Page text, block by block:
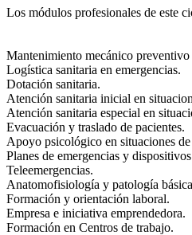
Los módulos profesionales de este
Mantenimiento mecánico
Logística sanitaria en emergencias.
Dotación sanitaria.
Atención sanitaria inicial en
Atención sanitaria especial en
Evacuación y traslado de pacientes.
Apoyo psicológico en situaciones de
Planes de emergencias y
Teleemergencias.
Anatomofisiología y patología
Formación y orientación laboral.
Empresa e iniciativa emprendedora.
Formación en Centros de trabajo.